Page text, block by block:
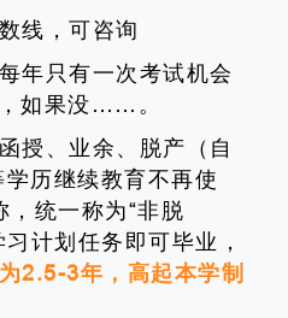
线，可咨询
年只有一次考试机会
如果没……。
授、业余、脱产（自
历继续教育不再使
，统一称为“非脱
计划任务即可毕业，
2.5-3年，高起本学制